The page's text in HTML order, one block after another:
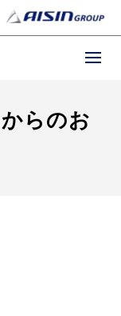
らのお